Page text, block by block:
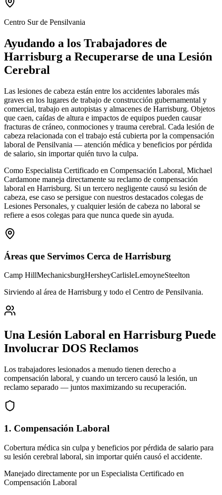
Centro Sur de Pensilvania
Ayudando a los Trabajadores de
Harrisburg a Recuperarse de una Lesión
Cerebral
Las lesiones de cabeza están entre los accidentes laborales más
graves en los lugares de trabajo de construcción gubernamental y
comercial, trabajo en autopistas y almacenes de Harrisburg. Objetos
que caen, caídas de altura e impactos de equipos pueden causar
fracturas de cráneo, conmociones y trauma cerebral. Cada lesión de
cabeza relacionada con el trabajo está cubierta por la compensación
laboral de Pensilvania — atención médica y beneficios por pérdida
de salario, sin importar quién tuvo la culpa.
Como Especialista Certificado en Compensación Laboral, Michael
Cardamone maneja directamente su reclamo de compensación
laboral en Harrisburg. Si un tercero negligente causó su lesión de
cabeza, ese caso se persigue con nuestros destacados colegas de
Lesiones Personales, y cualquier lesión de cabeza no laboral se
refiere a esos colegas para que nunca quede sin ayuda.
Áreas que Servimos Cerca de Harrisburg
Camp HillMechanicsburgHersheyCarlisleLemoyneSteelton
Sirviendo al área de Harrisburg y todo el Centro de Pensilvania.
Una Lesión Laboral en Harrisburg Puede
Involucrar DOS Reclamos
Los trabajadores lesionados a menudo tienen derecho a
compensación laboral, y cuando un tercero causó la lesión, un
reclamo separado — juntos maximizando su recuperación.
1. Compensación Laboral
Cobertura médica sin culpa y beneficios por pérdida de salario para
su lesión cerebral laboral, sin importar quién causó el accidente.
Manejado directamente por un Especialista Certificado en
Compensación Laboral